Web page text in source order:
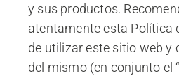
y sus productos.
atentamente esta Política
de utilizar este sitio web y
del mismo (en conjunto el